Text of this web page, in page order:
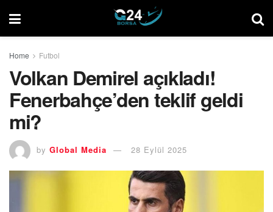
Home Futbol
Volkan Demirel açıkladı!
Fenerbahçe’den teklif geldi
mi?
by Global Media 28 Eylül 2025